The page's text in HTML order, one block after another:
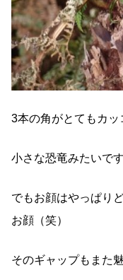
3本の角がとてもカッ
小さな恐竜みたいで
でもお顔はやっぱり
お顔（笑）
そのギャップもまた